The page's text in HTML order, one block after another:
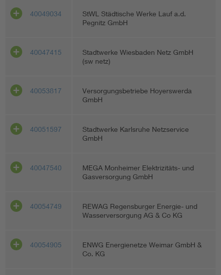
40049034
StWL Städtische Werke Lauf a.d.
Pegnitz GmbH
40047415
Stadtwerke Wiesbaden Netz GmbH
(sw netz)
40053817
Versorgungsbetriebe Hoyerswerda
GmbH
40051597
Stadtwerke Karlsruhe Netzservice
GmbH
40047540
MEGA Monheimer Elektrizitäts- und
Gasversorgung GmbH
40054749
REWAG Regensburger Energie- und
Wasserversorgung AG & Co KG
40054905
ENWG Energienetze Weimar GmbH &
Co. KG